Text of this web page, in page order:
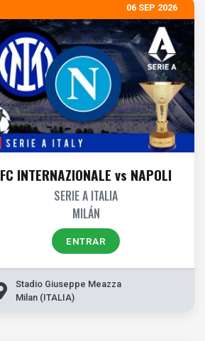
06 SEP 2026
FC INTERNAZIONALE vs NAPOLI
SERIE A ITALIA
MILÁN
ENTRAR
Stadio Giuseppe Meazza
Milan (ITALIA)